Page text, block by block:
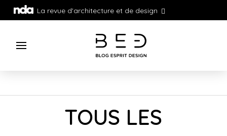
La revue d'architecture et de design
TOUS LES